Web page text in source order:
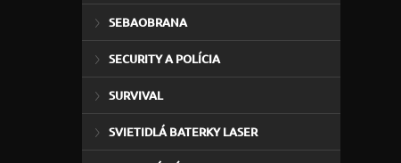
SEBAOBRANA
SECURITY A POLÍCIA
SURVIVAL
SVIETIDLÁ BATERKY LASER